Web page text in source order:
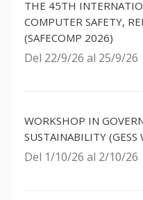
THE 45TH
COMPUTER SAFETY,
(SAFECOMP 2026)
Del 22/9/26 al 25/9/26
WORKSHOP IN
SUSTAINABILITY (GESS
Del 1/10/26 al 2/10/26